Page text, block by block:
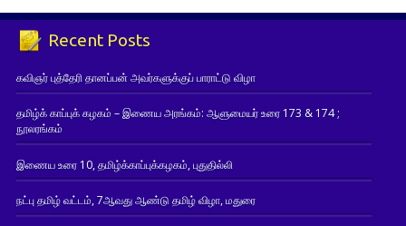
Recent Posts
கவிஞர் புத்தேரி தானப்பன் அவர்களுக்குப் பாராட்டு விழா
தமிழ்க் காப்புக் கழகம் – இணைய அரங்கம்: ஆளுமையர் உரை 173 & 174 ;
நூலரங்கம்
இணைய உரை 10, தமிழ்க்காப்புக்கழகம், புதுதில்லி
நட்பு தமிழ் வட்டம், 7ஆவது ஆண்டு தமிழ் விழா, மதுரை